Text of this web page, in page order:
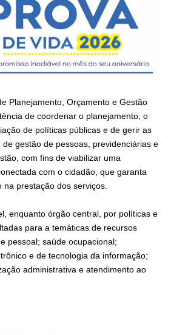
Planejamento, Orçamento e Gestão
de coordenar o planejamento, o
de políticas públicas e de gerir as
gestão de pessoas, previdenciárias e
com fins de viabilizar uma
com o cidadão, que garanta
prestação dos serviços.
enquanto órgão central, por políticas e
para a temáticas de recursos
pessoal; saúde ocupacional;
e de tecnologia da informação;
administrativa e atendimento ao